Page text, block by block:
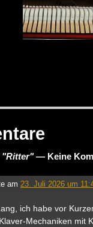
"Ritter"— Keine
am 23. Juli 2026 um
ich habe vor
Mechaniken mit